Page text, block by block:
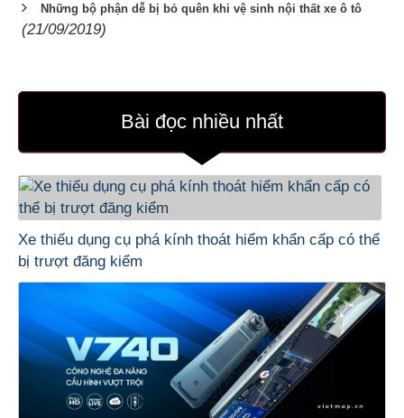
Những bộ phận dễ bị bỏ quên khi vệ sinh nội thất xe ô tô
(21/09/2019)
Bài đọc nhiều nhất
Xe thiếu dụng cụ phá kính thoát hiểm khẩn cấp có thể
bị trượt đăng kiểm